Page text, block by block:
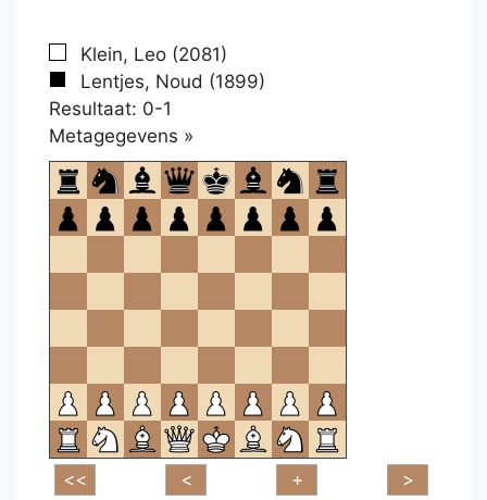
Klein, Leo (2081)
Lentjes, Noud (1899)
Resultaat: 0-1
Metagegevens »
om
te
openen.